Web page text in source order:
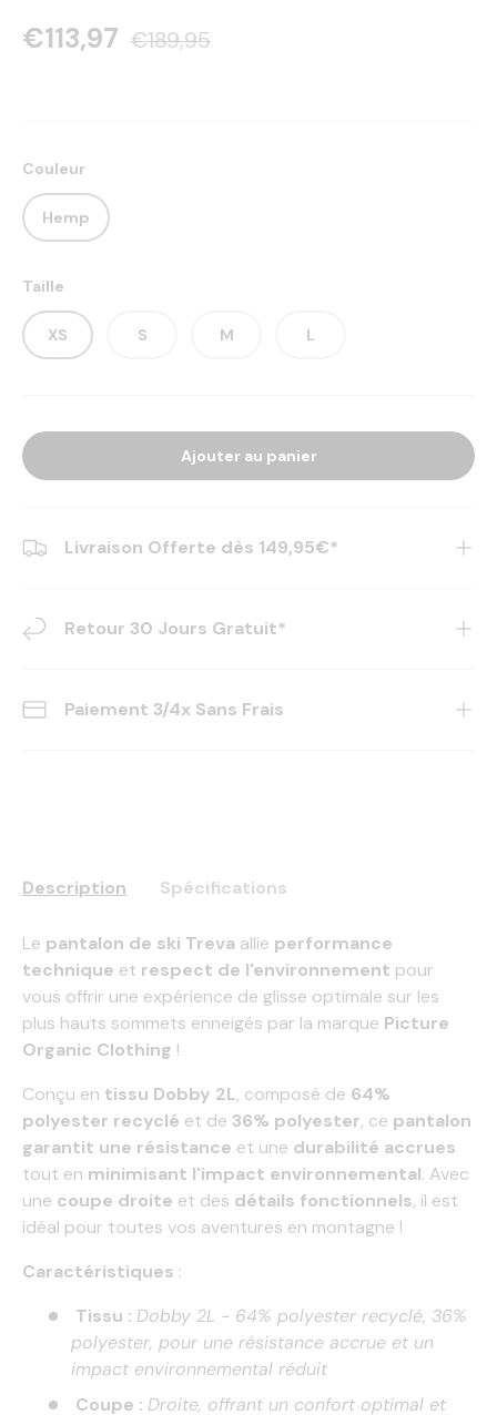
€113,97 €189,95
Couleur
Hemp
Taille
XS S M L
Ajouter au panier
Livraison Offerte dès 149,95€*
Retour 30 Jours Gratuit*
Paiement 3/4x Sans Frais
Description Spécifications
Le pantalon de ski Treva allie performance
technique et respect de l'environnement pour
vous offrir une expérience de glisse optimale sur les
plus hauts sommets enneigés par la marque Picture
Organic Clothing !
Conçu en tissu Dobby 2L, composé de 64%
polyester recyclé et de 36% polyester, ce pantalon
garantit une résistance et une durabilité accrues
tout en minimisant l'impact environnemental. Avec
une coupe droite et des détails fonctionnels, il est
idéal pour toutes vos aventures en montagne !
Caractéristiques :
Tissu : Dobby 2L - 64% polyester recyclé, 36%
polyester, pour une résistance accrue et un
impact environnemental réduit
Coupe : Droite, offrant un confort optimal et